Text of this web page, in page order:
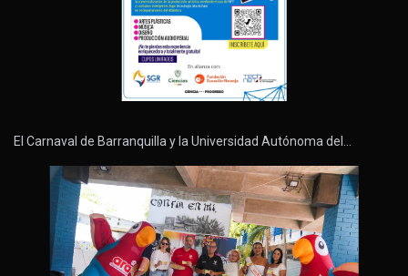
El Carnaval de Barranquilla y la Universidad Autónoma del…